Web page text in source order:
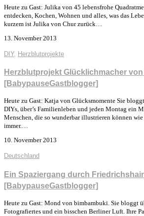
Heute zu Gast: Julika von 45 lebensfrohe
entdecken, Kochen, Wohnen und alles, was das
kurzem ist Julika von Chur zurück…
13. November 2013
DIY, Herzblutprojekte
Herzblutprojekt Glücklichmacher
[BabypauseGastblogger]
Heute zu Gast: Katja von Glücksmomente Sie
DIYs, über’s Familienleben und jeden Montag ein
Menschen, die so wunderbar illustrieren können
immer.…
10. November 2013
Deutschland
Ein Spaziergang durch
[BabypauseGastblogger]
Heute zu Gast: Mond von bimbambuki. Sie bloggt
Fotografiertes und ein bisschen Berliner Luft. Ihre